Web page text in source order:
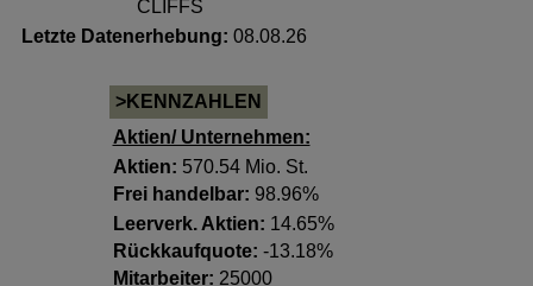
CLIFFS
Letzte Datenerhebung: 08.08.26
>KENNZAHLEN
Aktien/ Unternehmen:
Aktien: 570.54 Mio. St.
Frei handelbar: 98.96%
Leerverk. Aktien: 14.65%
Rückkaufquote: -13.18%
Mitarbeiter: 25000